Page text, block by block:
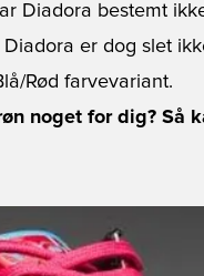
Diadora bestemt
Diadora er dog slet
Rød farvevariant.
noget for dig?